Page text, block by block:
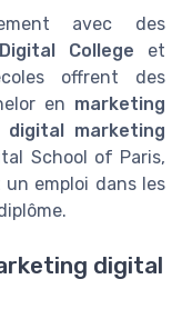
avec des
Digital College et
offrent des
en marketing
digital marketing
School of Paris,
emploi dans les
digital